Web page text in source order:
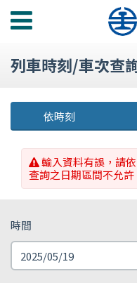
功
選
列車時刻/車次查
依時刻
輸入資料有誤，請
查詢之日期區間不允許
時間